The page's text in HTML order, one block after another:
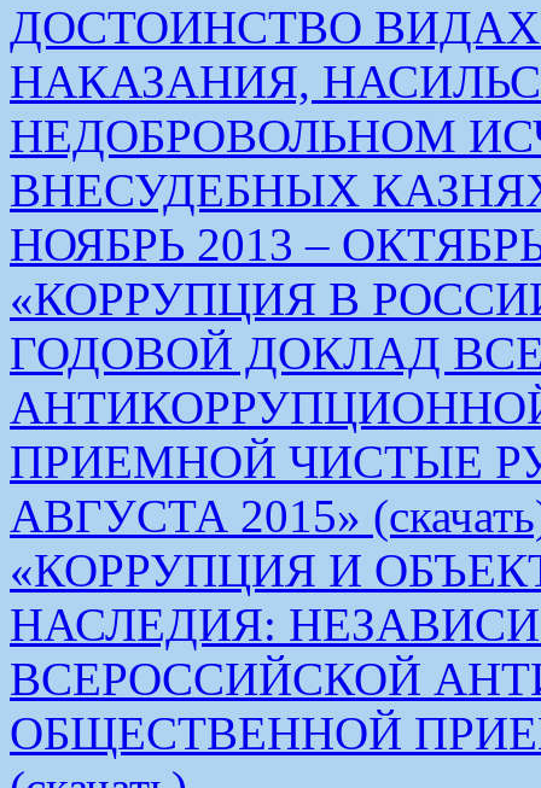
ДОСТОИНСТВО
НАКАЗАНИЯ,
НЕДОБРОВОЛЬНОМ
ВНЕСУДЕБНЫХ
НОЯБРЬ 2013 – ОКТЯБРЬ
«КОРРУПЦИЯ В
ГОДОВОЙ ДОКЛАД
ПРИЕМНОЙ ЧИСТЫЕ
АВГУСТА 2015»
«КОРРУПЦИЯ И
НАСЛЕДИЯ:
ВСЕРОССИЙСКОЙ
ОБЩЕСТВЕННОЙ